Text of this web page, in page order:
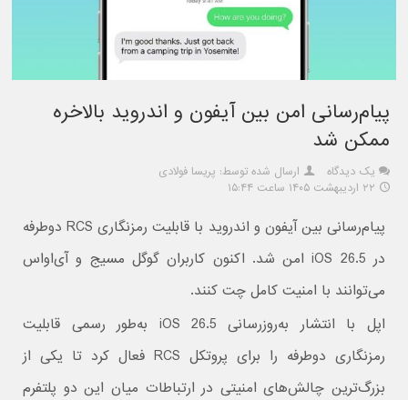
پیام‌رسانی امن بین آیفون و اندروید بالاخره
ممکن شد
یک دیدگاه
ارسال شده توسط: پریسا فولادی
۲۲ اردیبهشت ۱۴۰۵ ساعت ۱۵:۴۴
پیام‌رسانی بین آیفون و اندروید با قابلیت رمزنگاری RCS دوطرفه
در iOS 26.5 امن شد. اکنون کاربران گوگل مسیج و آی‌او‌اس
می‌توانند با امنیت کامل چت کنند.
اپل با انتشار به‌روزرسانی iOS 26.5 به‌طور رسمی قابلیت
رمزنگاری دوطرفه را برای پروتکل RCS فعال کرد تا یکی از
بزرگ‌ترین چالش‌های امنیتی در ارتباطات میان این دو پلتفرم